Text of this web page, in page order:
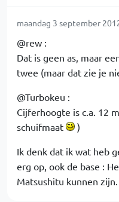
maandag 3 september
@rew :
Dat is geen as, maar
twee (maar dat zie je
@Turbokeu :
Cijferhoogte is c.a. 12
schuifmaat
)
Ik denk dat ik wat heb
erg op, ook de base :
Matsushitu kunnen